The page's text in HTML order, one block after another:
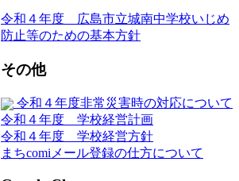
令和４年度 広島市立城南中学校いじめ
防止等のための基本方針
その他
令和４年度非常災害時の対応について
令和４年度 学校経営計画
令和４年度 学校経営方針
まちcomiメール登録の仕方について